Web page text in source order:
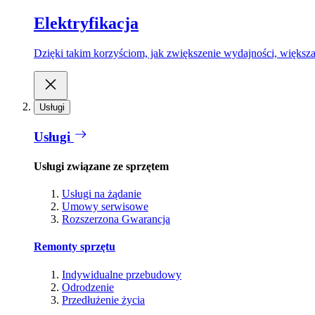
Elektryfikacja
Dzięki takim korzyściom, jak zwiększenie wydajności,
Usługi
Usługi
Usługi związane ze sprzętem
Usługi na żądanie
Umowy serwisowe
Rozszerzona Gwarancja
Remonty sprzętu
Indywidualne przebudowy
Odrodzenie
Przedłużenie życia